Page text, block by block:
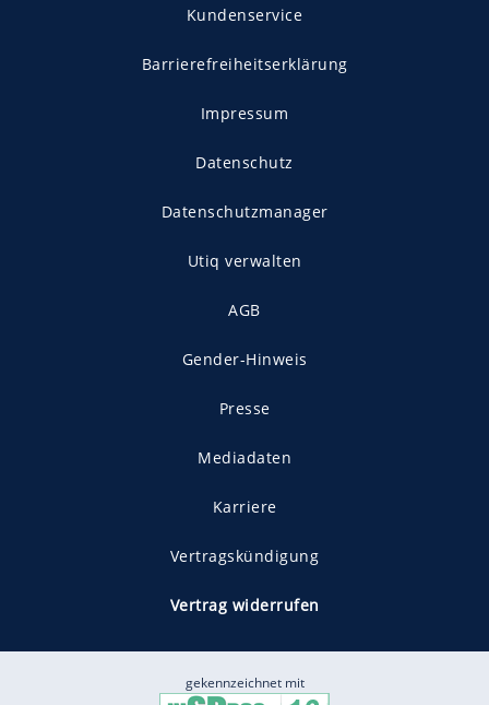
Kundenservice
Barrierefreiheitserklärung
Impressum
Datenschutz
Datenschutzmanager
Utiq verwalten
AGB
Gender-Hinweis
Presse
Mediadaten
Karriere
Vertragskündigung
Vertrag widerrufen
gekennzeichnet mit